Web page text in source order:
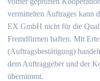
vermittelten Auftrages kann
EX GmbH nicht für die
Fremdfirmen haften. Mit
(Auftragsbestätigung)
dem Auftraggeber und der
übernimmt.